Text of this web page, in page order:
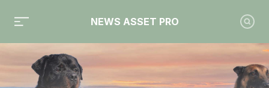
NEWS ASSET PRO
Toute l'actualité sur le tag "Familiance"